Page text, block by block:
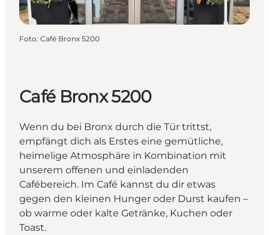
Foto: Café Bronx 5200
Café Bronx 5200
Wenn du bei Bronx durch die Tür trittst,
empfängt dich als Erstes eine gemütliche,
heimelige Atmosphäre in Kombination mit
unserem offenen und einladenden
Cafébereich. Im Café kannst du dir etwas
gegen den kleinen Hunger oder Durst kaufen –
ob warme oder kalte Getränke, Kuchen oder
Toast.